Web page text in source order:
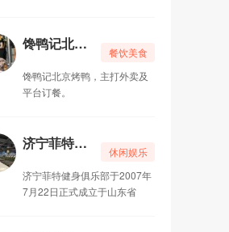
餐饮美食
馋鸭记北京烤鸭
馋鸭记北京烤鸭，主打外卖及
平台订餐。
休闲娱乐
济宁菲特健身俱乐部
济宁菲特健身俱乐部于2007年
7月22日正式成立于山东省